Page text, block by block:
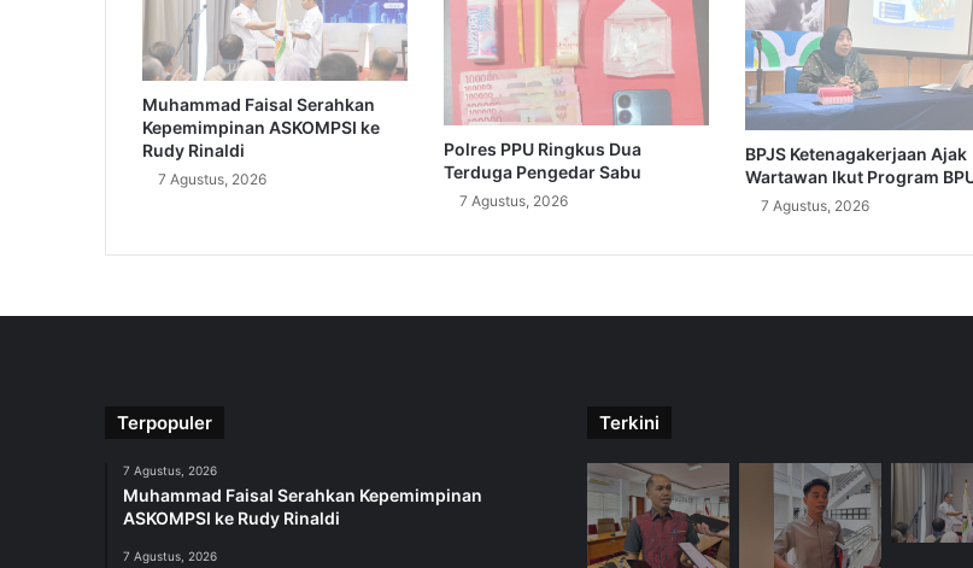
Muhammad Faisal Serahkan
Kepemimpinan ASKOMPSI ke
Rudy Rinaldi
7 Agustus, 2026
Polres PPU Ringkus Dua
Terduga Pengedar Sabu
7 Agustus, 2026
BPJS Ketenagakerjaan Ajak
Wartawan Ikut Program
7 Agustus, 2026
Terpopuler
7 Agustus, 2026
Muhammad Faisal Serahkan Kepemimpinan
ASKOMPSI ke Rudy Rinaldi
7 Agustus, 2026
Terkini